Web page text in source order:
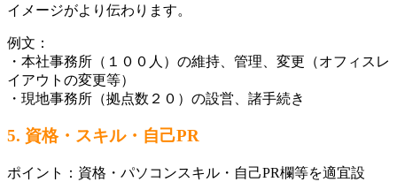
イメージがより伝わります。
例文：
・本社事務所（１００人）の維持、管理、変更（オフィスレ
イアウトの変更等）
・現地事務所（拠点数２０）の設営、諸手続き
5. 資格・スキル・ 自己PR
ポイント：資格・パソコンスキル・自己PR欄等を適宜設